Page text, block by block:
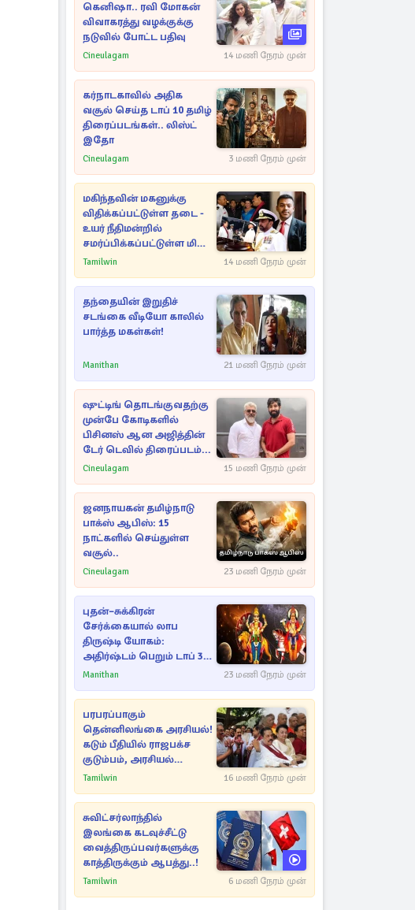
கெனிஷா.. ரவி மோகன்
விவாகரத்து வழக்குக்கு
நடுவில் போட்ட பதிவு
Cineulagam 14 மணி நேரம் முன்
கர்நாடகாவில் அதிக
வசூல் செய்த டாப் 10 தமிழ்
திரைப்படங்கள்.. லிஸ்ட்
இதோ
Cineulagam 3 மணி நேரம் முன்
மகிந்தவின் மகனுக்கு
விதிக்கப்பட்டுள்ள தடை -
உயர் நீதிமன்றில்
சமர்ப்பிக்கப்பட்டுள்ள மிக
முக்கிய ஆவணங்கள்!
Tamilwin 14 மணி நேரம் முன்
தந்தையின் இறுதிச்
சடங்கை வீடியோ காலில்
பார்த்த மகள்கள்!
Manithan 21 மணி நேரம் முன்
ஷுட்டிங் தொடங்குவதற்கு
முன்பே கோடிகளில்
பிசினஸ் ஆன அஜித்தின்
டேர் டெவில் திரைப்படம்...
Cineulagam 15 மணி நேரம் முன்
ஜனநாயகன் தமிழ்நாடு
பாக்ஸ் ஆபிஸ்: 15
நாட்களில் செய்துள்ள
வசூல்..
Cineulagam 23 மணி நேரம் முன்
புதன்–சுக்கிரன்
சேர்க்கையால் லாப
திருஷ்டி யோகம்:
அதிர்ஷ்டம் பெறும் டாப் 3
ராசிகள்!
Manithan 23 மணி நேரம் முன்
பரபரப்பாகும்
தென்னிலங்கை அரசியல்!
கடும் பீதியில் ராஜபக்ச
குடும்பம், அரசியல்
நட்புகள்
Tamilwin 16 மணி நேரம் முன்
சுவிட்சர்லாந்தில்
இலங்கை கடவுச்சீட்டு
வைத்திருப்பவர்களுக்கு
காத்திருக்கும் ஆபத்து..!
Tamilwin 6 மணி நேரம் முன்